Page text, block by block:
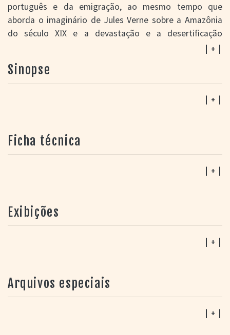
português e da emigração, ao mesmo tempo que
aborda o imaginário de Jules Verne sobre a Amazônia
do século XIX e a devastação e a desertificação
contemporânea da floresta tropical. A sua cosmologia
resulta de povos índios da Amazonia, como os Ticuna
ou os Puyanawa.
| + |
Sinopse
| + |
Ficha técnica
| + |
Exibições
| + |
Arquivos especiais
| + |